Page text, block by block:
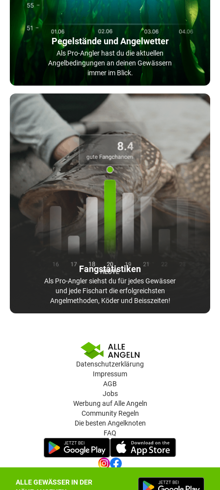
ALLE GEWÄSSER IN DER
Pegelstände und Angelwetter
Als Pro-Angler hast du die aktuellen
Angelbedingungen an deinen Gewässern
immer im Blick.
Fangstatistiken
Als Pro-Angler siehst du für jedes Gewässer
und jede Fischart die erfolgreichsten
Angelmethoden, Köder und Beisszeiten!
Datenschutzerklärung
Impressum
AGB
Jobs
Werbung auf Alle Angeln
Community Regeln
Die besten Angelknoten
FAQ
Datenschutz-Einstellungen